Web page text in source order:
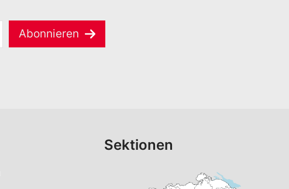
Abonnieren
Sektionen